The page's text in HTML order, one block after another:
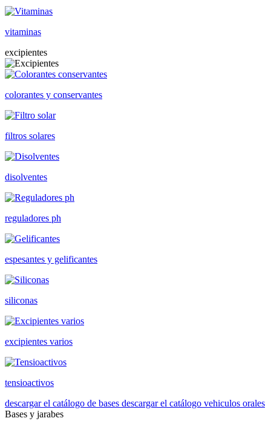
vitaminas
excipientes
colorantes y conservantes
filtros solares
disolventes
reguladores ph
espesantes y gelificantes
siliconas
excipientes varios
tensioactivos
descargar el catálogo de bases descargar el catálogo vehiculos orales
Bases y jarabes